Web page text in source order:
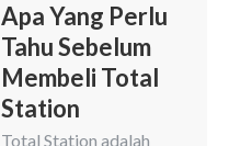
Apa Yang Perlu
Tahu Sebelum
Membeli Total
Station
Total Station adalah